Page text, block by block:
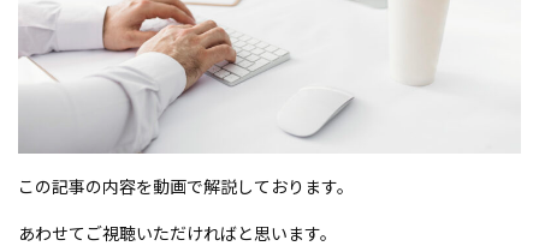
この記事の内容を動画で解説しております。
あわせてご視聴いただければと思います。